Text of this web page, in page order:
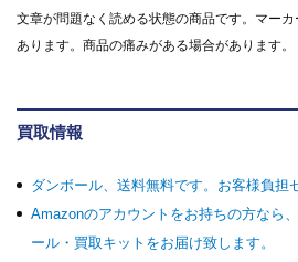
文章が問題なく読める状態の商品です。マー
あります。商品の痛みがある場合があります。
買取情報
ダンボール、送料無料です。お客様負担
Amazonのアカウントをお持ちの方なら
ール・買取キットをお届け致します。